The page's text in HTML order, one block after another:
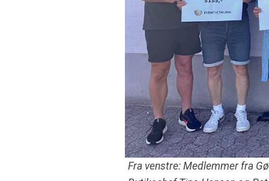
Fra venstre: Medlemmer fra